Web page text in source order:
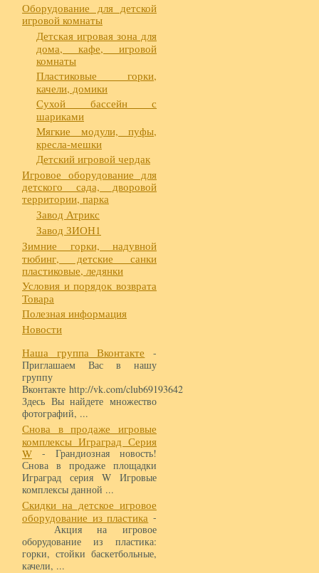
Оборудование для детской
игровой комнаты
Детская игровая зона для
дома, кафе, игровой
комнаты
Пластиковые горки,
качели, домики
Сухой бассейн с
шариками
Мягкие модули, пуфы,
кресла-мешки
Детский игровой чердак
Игровое оборудование для
детского сада, дворовой
территории, парка
Завод Атрикс
Завод ЗИОН1
Зимние горки, надувной
тюбинг, детские санки
пластиковые, ледянки
Условия и порядок возврата
Товара
Полезная информация
Новости
Наша группа Вконтакте -
Приглашаем Вас в нашу
группу
Вконтакте http://vk.com/club69193642
Здесь Вы найдете множество
фотографий, ...
Снова в продаже игровые
комплексы Играград Серия
W - Грандиозная новость!
Снова в продаже площадки
Играград серия W Игровые
комплексы данной ...
Скидки на детское игровое
оборудование из пластика -
Акция на игровое
оборудование из пластика:
горки, стойки баскетбольные,
качели, ...